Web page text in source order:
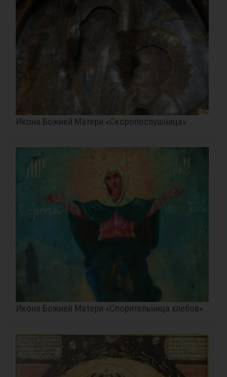
Икона Божией Матери «Скоропослушница»
Икона Божией Матери «Спорительница хлебов»